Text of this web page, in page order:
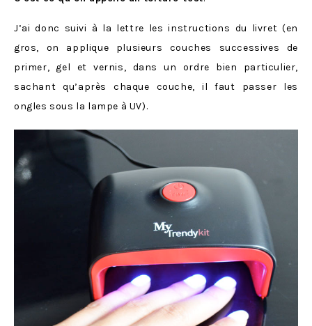
J’ai donc suivi à la lettre les instructions du livret (en
gros, on applique plusieurs couches successives de
primer, gel et vernis, dans un ordre bien particulier,
sachant qu’après chaque couche, il faut passer les
ongles sous la lampe à UV).